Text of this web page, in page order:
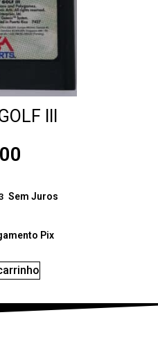
III
Sem Juros
Pix